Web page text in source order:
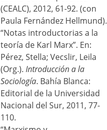
(CEALC), 2012, 61-92. (con
Paula Fernández Hellmund).
“Notas introductorias a la
teoría de Karl Marx”. En:
Pérez, Stella; Vecslir, Leila
(Org.). Introducción a la
Sociología. Bahía Blanca:
Editorial de la Universidad
Nacional del Sur, 2011, 77-
110.